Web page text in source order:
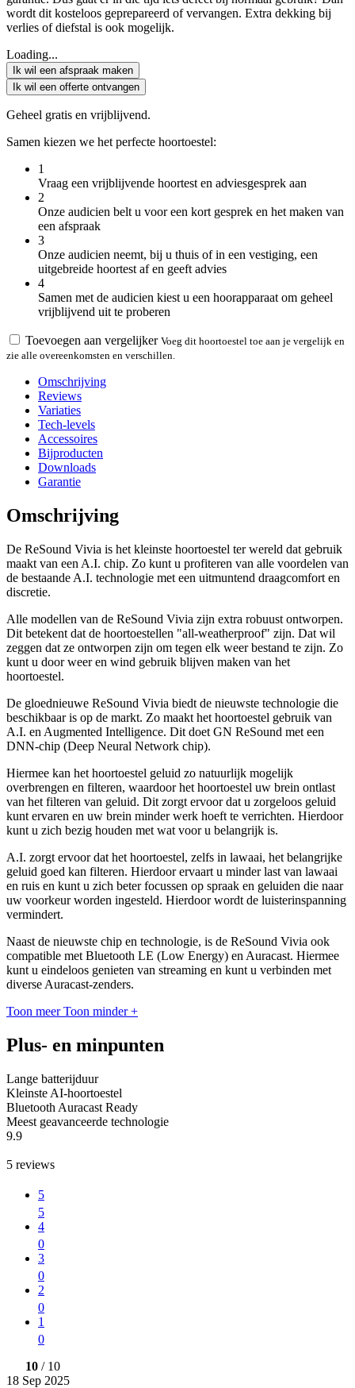
wordt dit kosteloos geprepareerd of vervangen. Extra dekking bij
verlies of diefstal is ook mogelijk.
Loading...
Ik wil een afspraak maken
Ik wil een offerte ontvangen
Geheel gratis en vrijblijvend.
Samen kiezen we het perfecte hoortoestel:
1
Vraag een vrijblijvende hoortest en adviesgesprek aan
2
Onze audicien belt u voor een kort gesprek en het maken van
een afspraak
3
Onze audicien neemt, bij u thuis of in een vestiging, een
uitgebreide hoortest af en geeft advies
4
Samen met de audicien kiest u een hoorapparaat om geheel
vrijblijvend uit te proberen
Toevoegen aan vergelijker Voeg dit hoortoestel toe aan je vergelijk en
zie alle overeenkomsten en verschillen.
Omschrijving
Reviews
Variaties
Tech-levels
Accessoires
Bijproducten
Downloads
Garantie
Omschrijving
De ReSound Vivia is het kleinste hoortoestel ter wereld dat gebruik
maakt van een A.I. chip. Zo kunt u profiteren van alle voordelen van
de bestaande A.I. technologie met een uitmuntend draagcomfort en
discretie.
Alle modellen van de ReSound Vivia zijn extra robuust ontworpen.
Dit betekent dat de hoortoestellen "all-weatherproof" zijn. Dat wil
zeggen dat ze ontworpen zijn om tegen elk weer bestand te zijn. Zo
kunt u door weer en wind gebruik blijven maken van het
hoortoestel.
De gloednieuwe ReSound Vivia biedt de nieuwste technologie die
beschikbaar is op de markt. Zo maakt het hoortoestel gebruik van
A.I. en Augmented Intelligence. Dit doet GN ReSound met een
DNN-chip (Deep Neural Network chip).
Hiermee kan het hoortoestel geluid zo natuurlijk mogelijk
overbrengen en filteren, waardoor het hoortoestel uw brein ontlast
van het filteren van geluid. Dit zorgt ervoor dat u zorgeloos geluid
kunt ervaren en uw brein minder werk hoeft te verrichten. Hierdoor
kunt u zich bezig houden met wat voor u belangrijk is.
A.I. zorgt ervoor dat het hoortoestel, zelfs in lawaai, het belangrijke
geluid goed kan filteren. Hierdoor ervaart u minder last van lawaai
en ruis en kunt u zich beter focussen op spraak en geluiden die naar
uw voorkeur worden ingesteld. Hierdoor wordt de luisterinspanning
vermindert.
Naast de nieuwste chip en technologie, is de ReSound Vivia ook
compatible met Bluetooth LE (Low Energy) en Auracast. Hiermee
kunt u eindeloos genieten van streaming en kunt u verbinden met
diverse Auracast-zenders.
Toon meer Toon minder +
Plus- en minpunten
Lange batterijduur
Kleinste AI-hoortoestel
Bluetooth Auracast Ready
Meest geavanceerde technologie
9.9
5 reviews
5
5
4
0
3
0
2
0
1
0
10 / 10
18 Sep 2025